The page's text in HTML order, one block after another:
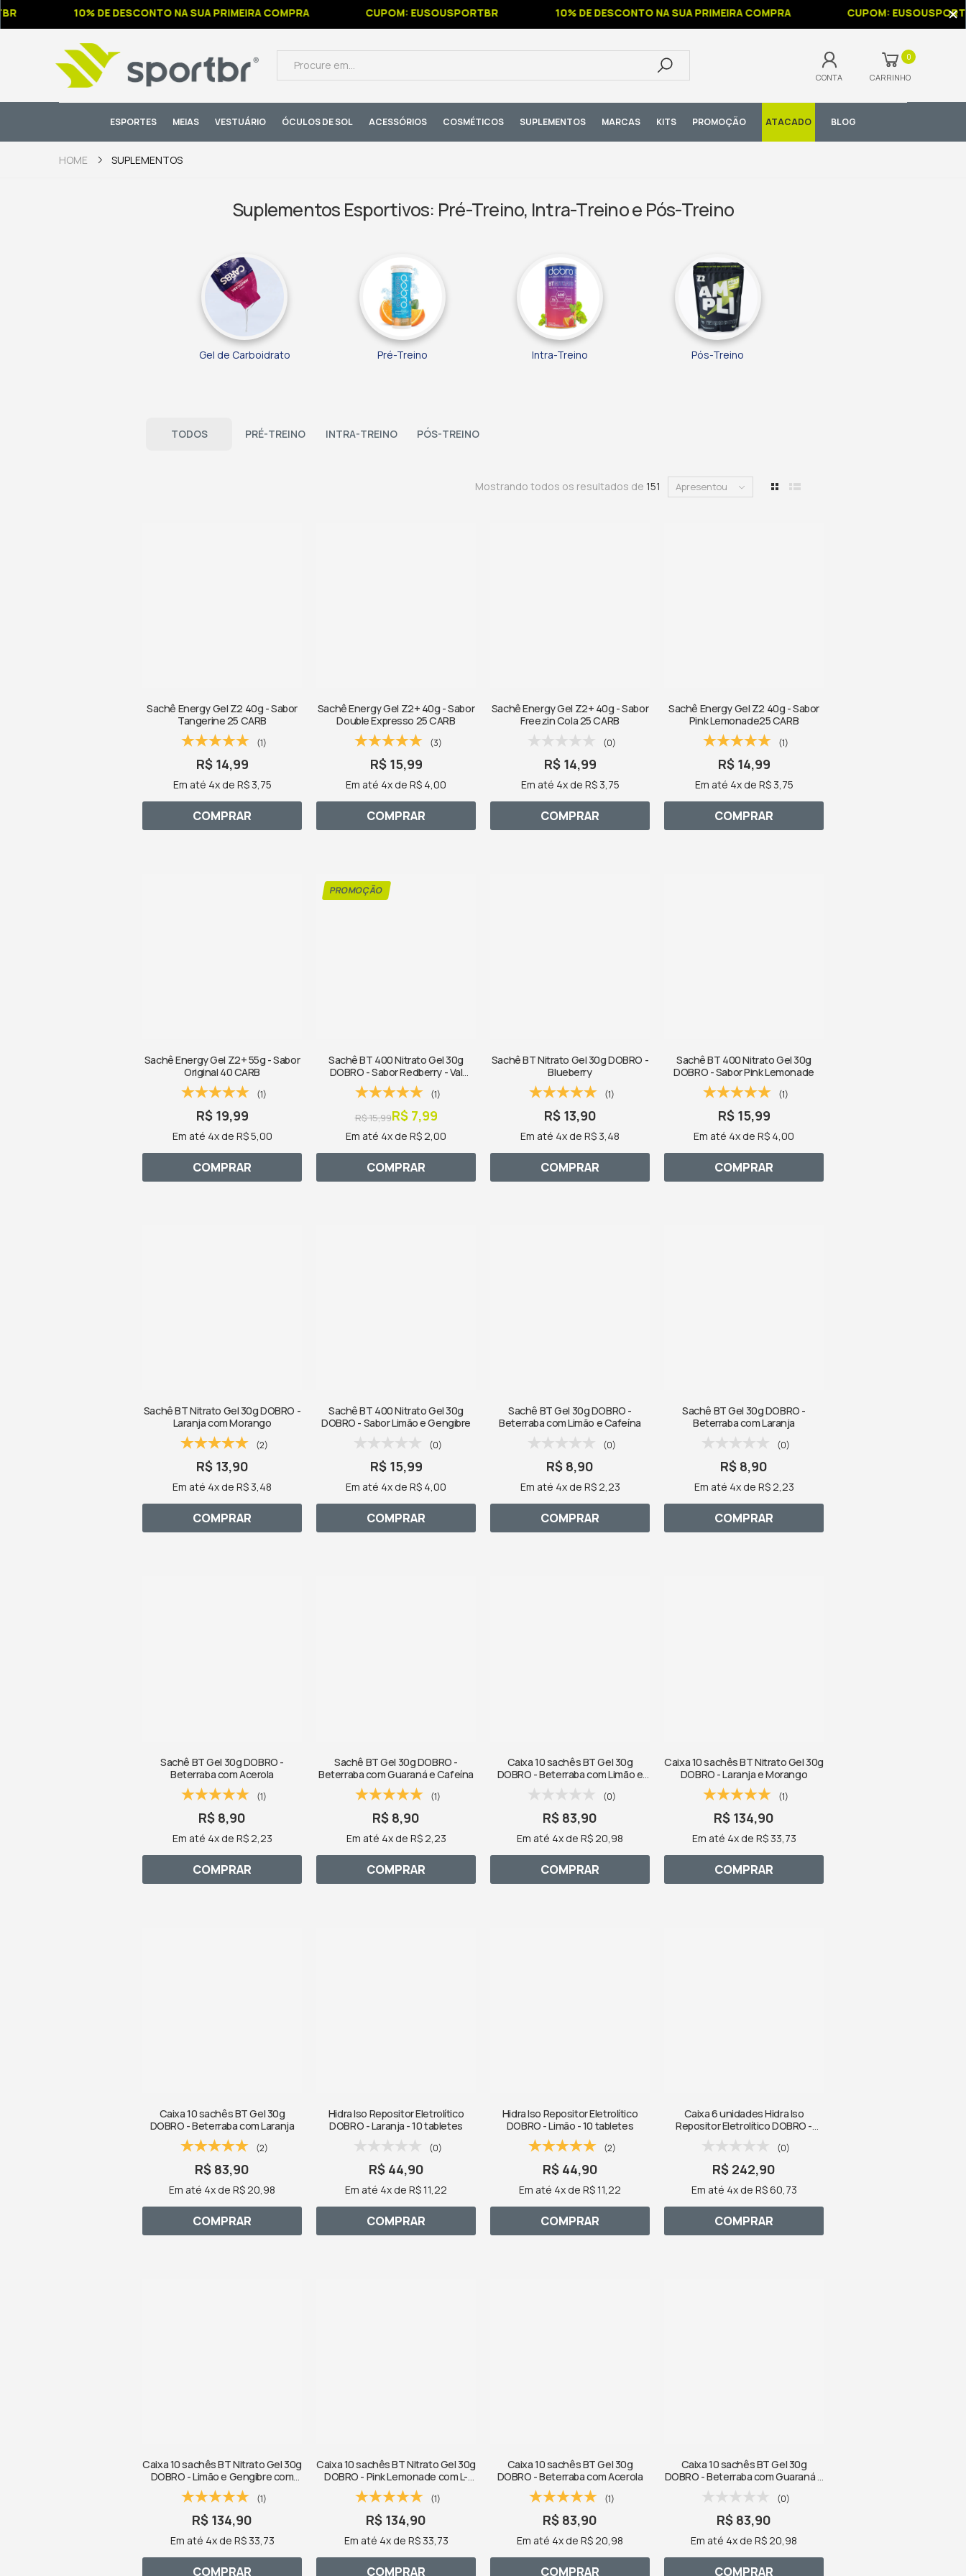
10% DE DESCONTO NA SUA PRIMEIRA COMPRA CUPOM: EUSOUSPORTBR 10% DE DESCONTO NA SUA PRIMEIRA COMPRA CUPOM: EUSOUSPORTBR
CONTA
0
CARRINHO
ESPORTES MEIAS VESTUÁRIO ÓCULOS DE SOL ACESSÓRIOS COSMÉTICOS SUPLEMENTOS MARCAS KITS PROMOÇÃO ATACADO BLOG
HOME SUPLEMENTOS
Suplementos Esportivos: Pré-Treino, Intra-Treino e Pós-Treino
Gel de Carboidrato Pré-Treino Intra-Treino Pós-Treino
TODOS PRÉ-TREINO INTRA-TREINO PÓS-TREINO
Mostrando todos os resultados de151 Apresentou
Sachê Energy Gel Z2 40g - Sabor
Tangerine 25 CARB
(1)
R$ 14,99
Em até 4x de R$ 3,75
COMPRAR
Sachê Energy Gel Z2+ 40g - Sabor
Double Expresso 25 CARB
(3)
R$ 15,99
Em até 4x de R$ 4,00
COMPRAR
Sachê Energy Gel Z2+ 40g - Sabor
Freezin Cola 25 CARB
(0)
R$ 14,99
Em até 4x de R$ 3,75
COMPRAR
Sachê Energy Gel Z2 40g - Sabor
Pink Lemonade25 CARB
(1)
R$ 14,99
Em até 4x de R$ 3,75
COMPRAR
Sachê Energy Gel Z2+ 55g - Sabor
Original 40 CARB
(1)
R$ 19,99
Em até 4x de R$ 5,00
COMPRAR
Sachê BT 400 Nitrato Gel 30g
DOBRO - Sabor Redberry - Val
09/26
(1)
R$ 7,99
R$ 15,99
Em até 4x de R$ 2,00
COMPRAR
Sachê BT Nitrato Gel 30g DOBRO -
Blueberry
(1)
R$ 13,90
Em até 4x de R$ 3,48
COMPRAR
Sachê BT 400 Nitrato Gel 30g
DOBRO - Sabor Pink Lemonade
(1)
R$ 15,99
Em até 4x de R$ 4,00
COMPRAR
Sachê BT Nitrato Gel 30g DOBRO -
Laranja com Morango
(2)
R$ 13,90
Em até 4x de R$ 3,48
COMPRAR
Sachê BT 400 Nitrato Gel 30g
DOBRO - Sabor Limão e Gengibre
(0)
R$ 15,99
Em até 4x de R$ 4,00
COMPRAR
Sachê BT Gel 30g DOBRO -
Beterraba com Limão e Cafeína
(0)
R$ 8,90
Em até 4x de R$ 2,23
COMPRAR
Sachê BT Gel 30g DOBRO -
Beterraba com Laranja
(0)
R$ 8,90
Em até 4x de R$ 2,23
COMPRAR
Sachê BT Gel 30g DOBRO -
Beterraba com Acerola
(1)
R$ 8,90
Em até 4x de R$ 2,23
COMPRAR
Sachê BT Gel 30g DOBRO -
Beterraba com Guaraná e Cafeína
(1)
R$ 8,90
Em até 4x de R$ 2,23
COMPRAR
Caixa 10 sachês BT Gel 30g
DOBRO - Beterraba com Limão e
Cafeína
(0)
R$ 83,90
Em até 4x de R$ 20,98
COMPRAR
Caixa 10 sachês BT Nitrato Gel 30g
DOBRO - Laranja e Morango
(1)
R$ 134,90
Em até 4x de R$ 33,73
COMPRAR
Caixa 10 sachês BT Gel 30g
DOBRO - Beterraba com Laranja
(2)
R$ 83,90
Em até 4x de R$ 20,98
COMPRAR
Hidra Iso Repositor Eletrolítico
DOBRO - Laranja - 10 tabletes
(0)
R$ 44,90
Em até 4x de R$ 11,22
COMPRAR
Hidra Iso Repositor Eletrolítico
DOBRO - Limão - 10 tabletes
(2)
R$ 44,90
Em até 4x de R$ 11,22
COMPRAR
Caixa 6 unidades Hidra Iso
Repositor Eletrolítico DOBRO -
Limão
(0)
R$ 242,90
Em até 4x de R$ 60,73
COMPRAR
Caixa 10 sachês BT Nitrato Gel 30g
DOBRO - Limão e Gengibre com
cafeína
(1)
R$ 134,90
Em até 4x de R$ 33,73
COMPRAR
Caixa 10 sachês BT Nitrato Gel 30g
DOBRO - Pink Lemonade com L-
Citrulina
(1)
R$ 134,90
Em até 4x de R$ 33,73
COMPRAR
Caixa 10 sachês BT Gel 30g
DOBRO - Beterraba com Acerola
(1)
R$ 83,90
Em até 4x de R$ 20,98
COMPRAR
Caixa 10 sachês BT Gel 30g
DOBRO - Beterraba com Guaraná e
Cafeína
(0)
R$ 83,90
Em até 4x de R$ 20,98
COMPRAR